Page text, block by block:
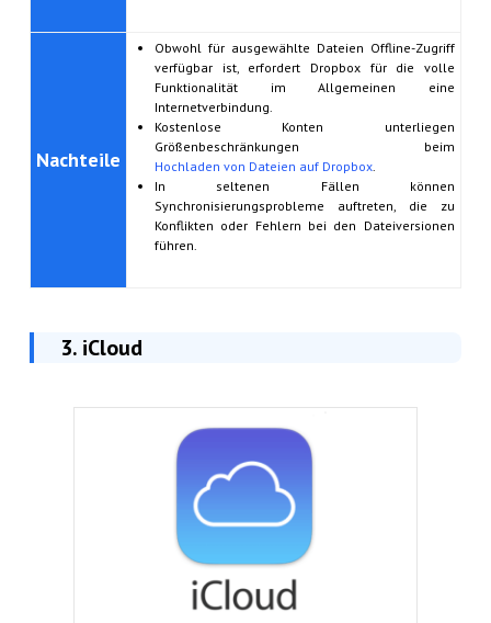
Nachteile
Obwohl für ausgewählte Dateien Offline-Zugriff
verfügbar ist, erfordert Dropbox für die volle
Funktionalität im Allgemeinen eine
Internetverbindung.
Kostenlose Konten unterliegen
Größenbeschränkungen beim
Hochladen von Dateien auf Dropbox.
In seltenen Fällen können
Synchronisierungsprobleme auftreten, die zu
Konflikten oder Fehlern bei den Dateiversionen
führen.
3. iCloud